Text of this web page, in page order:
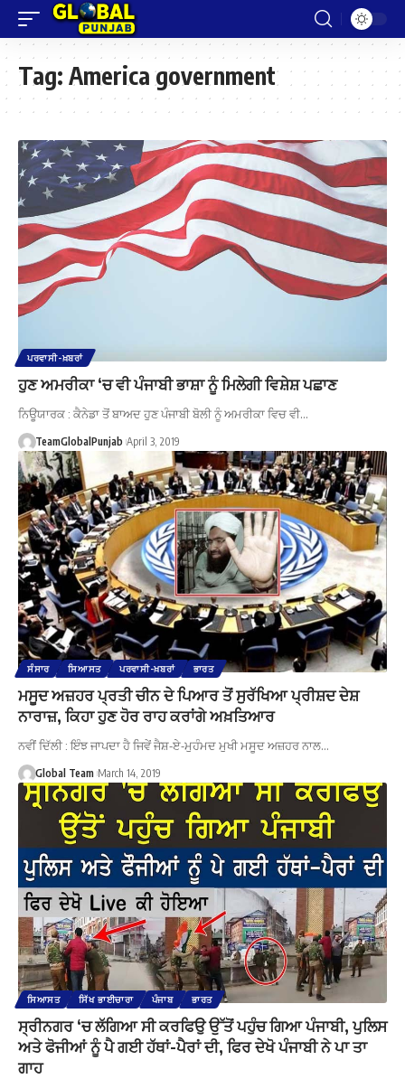
Tag: America government
ਪਰਵਾਸੀ-ਖ਼ਬਰਾਂ
ਹੁਣ ਅਮਰੀਕਾ ‘ਚ ਵੀ ਪੰਜਾਬੀ ਭਾਸ਼ਾ ਨੂੰ ਮਿਲੇਗੀ ਵਿਸ਼ੇਸ਼ ਪਛਾਣ
ਨਿਊਯਾਰਕ : ਕੈਨੇਡਾ ਤੋਂ ਬਾਅਦ ਹੁਣ ਪੰਜਾਬੀ ਬੋਲੀ ਨੂੰ ਅਮਰੀਕਾ ਵਿਚ ਵੀ…
TeamGlobalPunjab April 3, 2019
ਸੰਸਾਰ ਸਿਆਸਤ ਪਰਵਾਸੀ-ਖ਼ਬਰਾਂ ਭਾਰਤ
ਮਸੂਦ ਅਜ਼ਹਰ ਪ੍ਰਤੀ ਚੀਨ ਦੇ ਪਿਆਰ ਤੋਂ ਸੁਰੱਖਿਆ ਪ੍ਰੀਸ਼ਦ ਦੇਸ਼
ਨਾਰਾਜ਼, ਕਿਹਾ ਹੁਣ ਹੋਰ ਰਾਹ ਕਰਾਂਗੇ ਅਖ਼ਤਿਆਰ
ਨਵੀਂ ਦਿੱਲੀ : ਇੰਝ ਜਾਪਦਾ ਹੈ ਜਿਵੇਂ ਜੈਸ਼-ਏ-ਮੁਹੰਮਦ ਮੁਖੀ ਮਸੂਦ ਅਜ਼ਹਰ ਨਾਲ…
Global Team March 14, 2019
ਸਿਆਸਤ ਸਿੱਖ ਭਾਈਚਾਰਾ ਪੰਜਾਬ ਭਾਰਤ
ਸ੍ਰੀਨਗਰ ‘ਚ ਲੱਗਿਆ ਸੀ ਕਰਫਿਉ ਉੱਤੋਂ ਪਹੁੰਚ ਗਿਆ ਪੰਜਾਬੀ, ਪੁਲਿਸ
ਅਤੇ ਫੋਜੀਆਂ ਨੂੰ ਪੈ ਗਈ ਹੱਥਾਂ-ਪੈਰਾਂ ਦੀ, ਫਿਰ ਦੇਖੋ ਪੰਜਾਬੀ ਨੇ ਪਾ ਤਾ
ਗਾਹ